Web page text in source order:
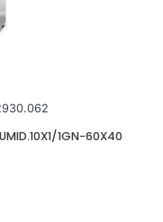
1GN-60X40